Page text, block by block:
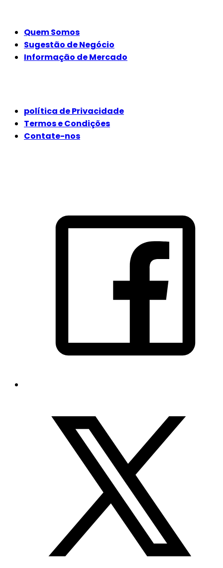
Quem Somos
Sugestão de Negócio
Informação de Mercado
política de Privacidade
Termos e Condições
Contate-nos